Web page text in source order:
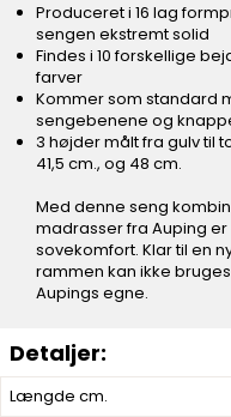
Længde cm.
Produceret i 16 lag
sengen ekstremt solid
Findes i 10 forskellige
farver
Kommer som standard
sengebenene og
3 højder målt fra gulv til
41,5 cm., og 48 cm.
Med denne seng
madrasser fra Auping
sovekomfort. Klar til en
rammen kan ikke
Aupings egne.